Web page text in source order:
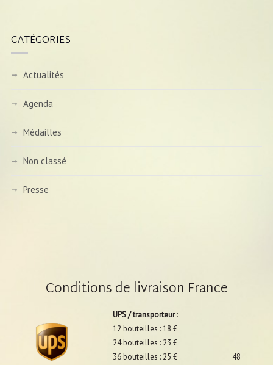
CATÉGORIES
Actualités
Agenda
Médailles
Non classé
Presse
Conditions de livraison France
UPS / transporteur:
12 bouteilles : 18 €
24 bouteilles : 23 €
36 bouteilles : 25 € 48